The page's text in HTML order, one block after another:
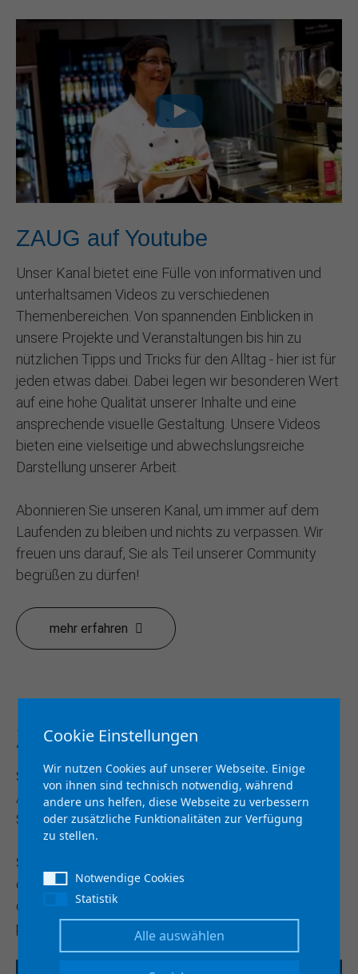
ZAUG auf Youtube
Unser Kanal bietet eine Fülle von informativen und
unterhaltsamen Videos zu verschiedenen
Themenbereichen. Von spannenden Einblicken in
unsere Projekte und Veranstaltungen bis hin zu
nützlichen Tipps und Tricks für den Alltag - hier ist für
jeden etwas dabei. Dabei legen wir besonderen Wert
auf eine hohe Qualität unserer Inhalte und eine
ansprechende visuelle Gestaltung. Unsere Videos
bieten eine vielseitige und abwechslungsreiche
Darstellung unserer Arbeit.
Abonnieren Sie unseren Kanal, um immer auf dem
Laufenden zu bleiben und nichts zu verpassen. Wir
freuen uns darauf, Sie als Teil unserer Community
begrüßen zu dürfen!
mehr erfahren
ZAUG Angebote
Sie suchen eine Weiterbildung oder einen
Ausbildungsplatz? Sie haben Fragen, wie es nach der
Schule weitergehen könnte?
Sie sind ein Unternehmen und suchen Fachkräfte
oder suchen Unterstützung bei der Bewältigung des
digitalen Wandels? Dann finden Sie bei uns das
passende Angebot
Cookie Einstellungen
Wir nutzen Cookies auf unserer Webseite. Einige
von ihnen sind technisch notwendig, während
andere uns helfen, diese Webseite zu verbessern
oder zusätzliche Funktionalitäten zur Verfügung
zu stellen.
Notwendige Cookies
Statistik
Alle auswählen